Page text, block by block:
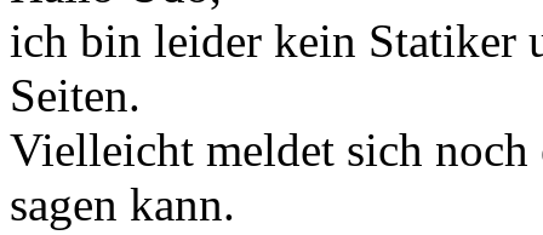
ich bin leider kein Statiker
Seiten.
Vielleicht meldet sich noch
sagen kann.